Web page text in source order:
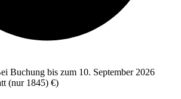
Buchung bis zum 10. September 2026
(nur 1845) €)